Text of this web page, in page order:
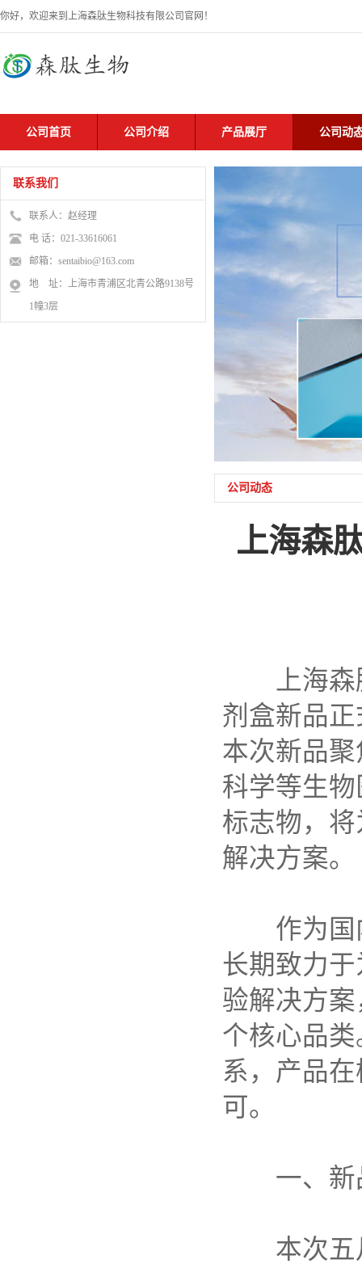
你好，欢迎来到上海森肽生物科技有限公司官网！
公司首页 公司介绍 产品展厅 公司动
联系我们
联系人：赵经理
电 话：021-33616061
邮箱：sentaibio@163.com
地 址：上海市青浦区北青公路9138号
1幢3层
公司动态
上海森
上海森肽
剂盒新品
本次新品
科学等生
标志物，
解决方案。
作为
长期致力
验解决方
个核心品
系，产品
可。
一、
本次